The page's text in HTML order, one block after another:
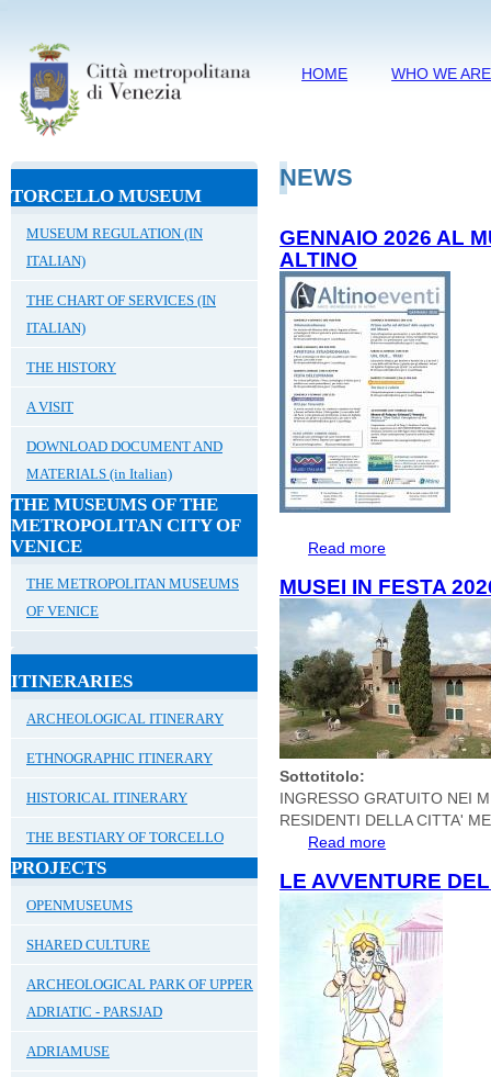
HOME WHO WE ARE
TORCELLO MUSEUM
MUSEUM REGULATION (IN
ITALIAN)
THE CHART OF SERVICES (IN
ITALIAN)
THE HISTORY
A VISIT
DOWNLOAD DOCUMENT AND
MATERIALS (in Italian)
THE MUSEUMS OF THE
METROPOLITAN CITY OF
VENICE
THE METROPOLITAN MUSEUMS
OF VENICE
ITINERARIES
ARCHEOLOGICAL ITINERARY
ETHNOGRAPHIC ITINERARY
HISTORICAL ITINERARY
THE BESTIARY OF TORCELLO
PROJECTS
OPENMUSEUMS
SHARED CULTURE
ARCHEOLOGICAL PARK OF UPPER
ADRIATIC - PARSJAD
ADRIAMUSE
NEWS
GENNAIO 2026 AL
ALTINO
Read more
MUSEI IN FESTA
Sottotitolo:
INGRESSO GRATUITO NEI
RESIDENTI DELLA CITTA'
Read more
LE AVVENTURE